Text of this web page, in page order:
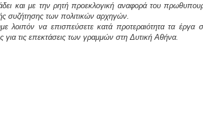
και με την ρητή προεκλογική αναφορά του
συζήτησης των πολιτικών αρχηγών.
λοιπόν να επισπεύσετε κατά προτεραιότητα τα
για τις επεκτάσεις των γραμμών στη Δυτική Αθήνα.